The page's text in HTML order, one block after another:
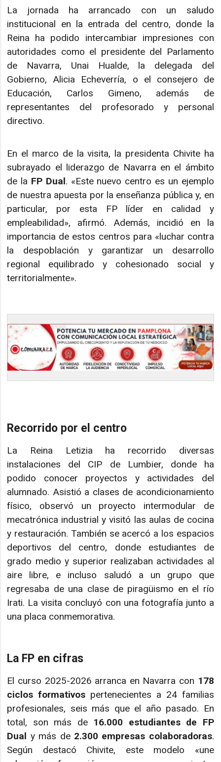
La jornada ha arrancado con un saludo
institucional en la entrada del centro, donde la
Reina ha podido intercambiar impresiones con
autoridades como el presidente del Parlamento
de Navarra, Unai Hualde, la delegada del
Gobierno, Alicia Echeverría, o el consejero de
Educación, Carlos Gimeno, además de
representantes del profesorado y personal
directivo.
En el marco de la visita, la presidenta Chivite ha
subrayado el liderazgo de Navarra en el ámbito
de la FP Dual. «Este nuevo centro es un ejemplo
de nuestra apuesta por la enseñanza pública y, en
particular, por esta FP líder en calidad y
empleabilidad», afirmó. Además, incidió en la
importancia de estos centros para «luchar contra
la despoblación y garantizar un desarrollo
regional equilibrado y cohesionado social y
territorialmente».
Recorrido por el centro
La Reina Letizia ha recorrido diversas
instalaciones del CIP de Lumbier, donde ha
podido conocer proyectos y actividades del
alumnado. Asistió a clases de acondicionamiento
físico, observó un proyecto intermodular de
mecatrónica industrial y visitó las aulas de cocina
y restauración. También se acercó a los espacios
deportivos del centro, donde estudiantes de
grado medio y superior realizaban actividades al
aire libre, e incluso saludó a un grupo que
regresaba de una clase de piragüismo en el río
Irati. La visita concluyó con una fotografía junto a
una placa conmemorativa.
La FP en cifras
El curso 2025-2026 arranca en Navarra con 178
ciclos formativos pertenecientes a 24 familias
profesionales, seis más que el año pasado. En
total, son más de 16.000 estudiantes de FP
Dual y más de 2.300 empresas colaboradoras.
Según destacó Chivite, este modelo «une